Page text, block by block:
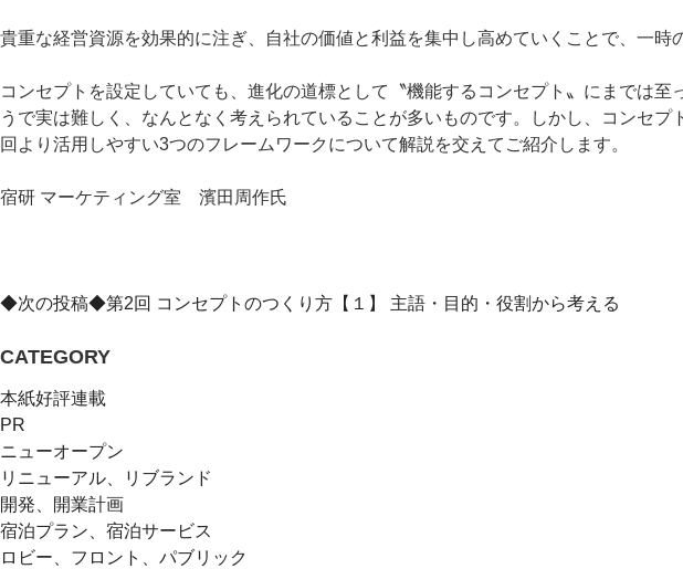
貴重な経営資源を効果的に注ぎ、自社の価値と利益を集中し高めていくことで、一
コンセプトを設定していても、進化の道標として〝機能するコンセプト〟にまでは
うで実は難しく、なんとなく考えられていることが多いものです。しかし、コンセ
回より活用しやすい3つのフレームワークについて解説を交えてご紹介します。
宿研 マーケティング室 濱田周作氏
◆次の投稿◆第2回 コンセプトのつくり方【１】 主語・目的・役割から考える
CATEGORY
本紙好評連載
PR
ニューオープン
リニューアル、リブランド
開発、開業計画
宿泊プラン、宿泊サービス
ロビー、フロント、パブリック